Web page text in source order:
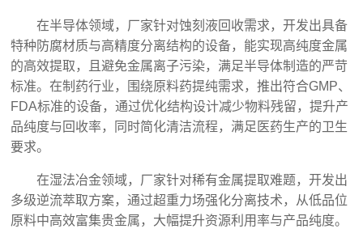
在半导体领域，厂家针对蚀刻液回收需求，开发出具备
特种防腐材质与高精度分离结构的设备，能实现高纯度金属
的高效提取，且避免金属离子污染，满足半导体制造的严苛
标准。在制药行业，围绕原料药提纯需求，推出符合GMP、
FDA标准的设备，通过优化结构设计减少物料残留，提升产
品纯度与回收率，同时简化清洁流程，满足医药生产的卫生
要求。
在湿法冶金领域，厂家针对稀有金属提取难题，开发出
多级逆流萃取方案，通过超重力场强化分离技术，从低品位
原料中高效富集贵金属，大幅提升资源利用率与产品纯度。